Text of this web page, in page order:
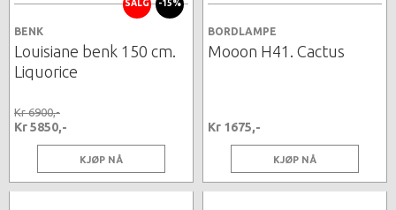
SALG -15%
BENK
Louisiane benk 150 cm.
Liquorice
Kr 6900,-
Kr 5850,-
KJØP NÅ
BORDLAMPE
Mooon H41. Cactus
Kr 1675,-
KJØP NÅ